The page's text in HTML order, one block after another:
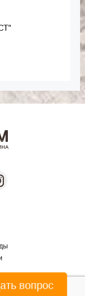
вопрос
сайта